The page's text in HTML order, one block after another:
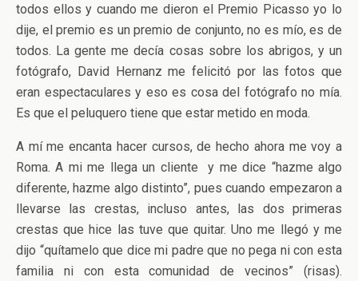
todos ellos y cuando me dieron el Premio Picasso yo lo
dije, el premio es un premio de conjunto, no es mío, es de
todos. La gente me decía cosas sobre los abrigos, y un
fotógrafo, David Hernanz me felicitó por las fotos que
eran espectaculares y eso es cosa del fotógrafo no mía.
Es que el peluquero tiene que estar metido en moda.
A mí me encanta hacer cursos, de hecho ahora me voy a
Roma. A mi me llega un cliente y me dice “hazme algo
diferente, hazme algo distinto”, pues cuando empezaron a
llevarse las crestas, incluso antes, las dos primeras
crestas que hice las tuve que quitar. Uno me llegó y me
dijo “quítamelo que dice mi padre que no pega ni con esta
familia ni con esta comunidad de vecinos” (risas).